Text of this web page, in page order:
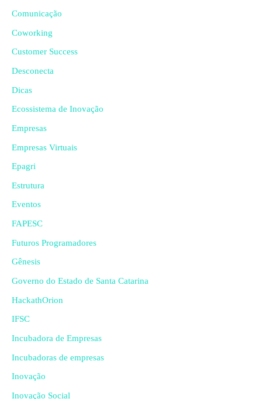
Comunicação
Coworking
Customer Success
Desconecta
Dicas
Ecossistema de Inovação
Empresas
Empresas Virtuais
Epagri
Estrutura
Eventos
FAPESC
Futuros Programadores
Gênesis
Governo do Estado de Santa Catarina
HackathOrion
IFSC
Incubadora de Empresas
Incubadoras de empresas
Inovação
Inovação Social